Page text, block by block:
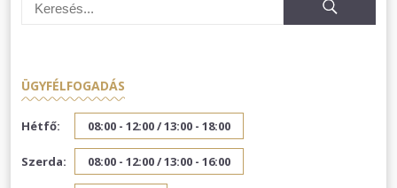
ÜGYFÉLFOGADÁS
Hétfő: 08:00 - 12:00 /13:00 - 18:00
Szerda: 08:00 - 12:00 /13:00 - 16:00